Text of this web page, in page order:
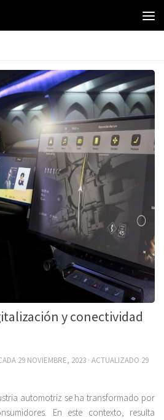
y conectividad
29 NOVIEMBRE, 2023 · ACTUALIZADO 29
automotriz se ha transformado por
En este contexto, resulta